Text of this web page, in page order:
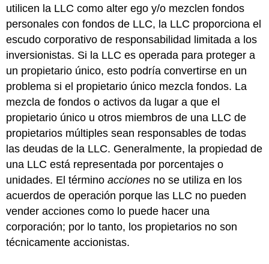
utilicen la LLC como alter ego y/o mezclen fondos
personales con fondos de LLC, la LLC proporciona el
escudo corporativo de responsabilidad limitada a los
inversionistas. Si la LLC es operada para proteger a
un propietario único, esto podría convertirse en un
problema si el propietario único mezcla fondos. La
mezcla de fondos o activos da lugar a que el
propietario único u otros miembros de una LLC de
propietarios múltiples sean responsables de todas
las deudas de la LLC. Generalmente, la propiedad de
una LLC está representada por porcentajes o
unidades. El términoacciones no se utiliza en los
acuerdos de operación porque las LLC no pueden
vender acciones como lo puede hacer una
corporación; por lo tanto, los propietarios no son
técnicamente accionistas.